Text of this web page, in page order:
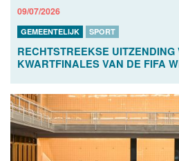
09/07/2026
GEMEENTELIJK SPORT
RECHTSTREEKSE UITZENDING
KWARTFINALES VAN DE FIFA